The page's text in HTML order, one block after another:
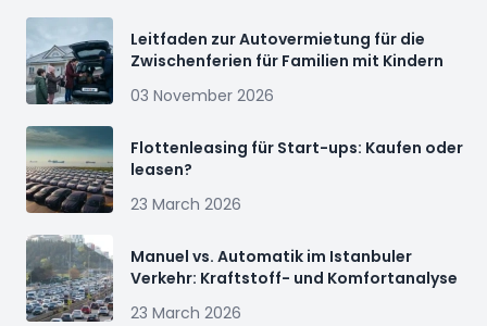
Leitfaden zur Autovermietung für die
Zwischenferien für Familien mit Kindern
03 November 2026
Flottenleasing für Start-ups: Kaufen oder
leasen?
23 March 2026
Manuel vs. Automatik im Istanbuler
Verkehr: Kraftstoff- und Komfortanalyse
23 March 2026